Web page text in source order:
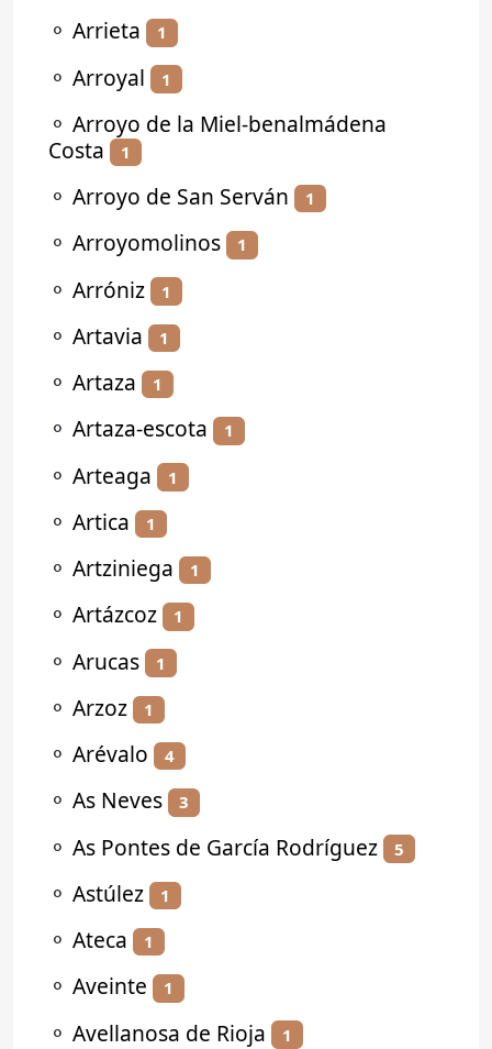
⚬ Arrieta 1
⚬ Arroyal 1
⚬ Arroyo de la Miel-benalmádena
Costa
1
⚬ Arroyo de San Serván 1
⚬ Arroyomolinos 1
⚬ Arróniz 1
⚬ Artavia 1
⚬ Artaza 1
⚬ Artaza-escota 1
⚬ Arteaga 1
⚬ Artica 1
⚬ Artziniega 1
⚬ Artázcoz 1
⚬ Arucas 1
⚬ Arzoz 1
⚬ Arévalo 4
⚬ As Neves 3
⚬ As Pontes de García Rodríguez 5
⚬ Astúlez 1
⚬ Ateca 1
⚬ Aveinte 1
⚬ Avellanosa de Rioja 1